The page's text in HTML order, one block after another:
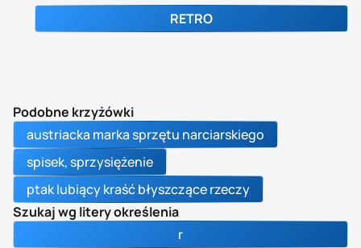
RETRO
Podobne krzyżówki
austriacka marka sprzętu narciarskiego
spisek, sprzysiężenie
ptak lubiący kraść błyszczące rzeczy
Szukaj wg litery określenia
r